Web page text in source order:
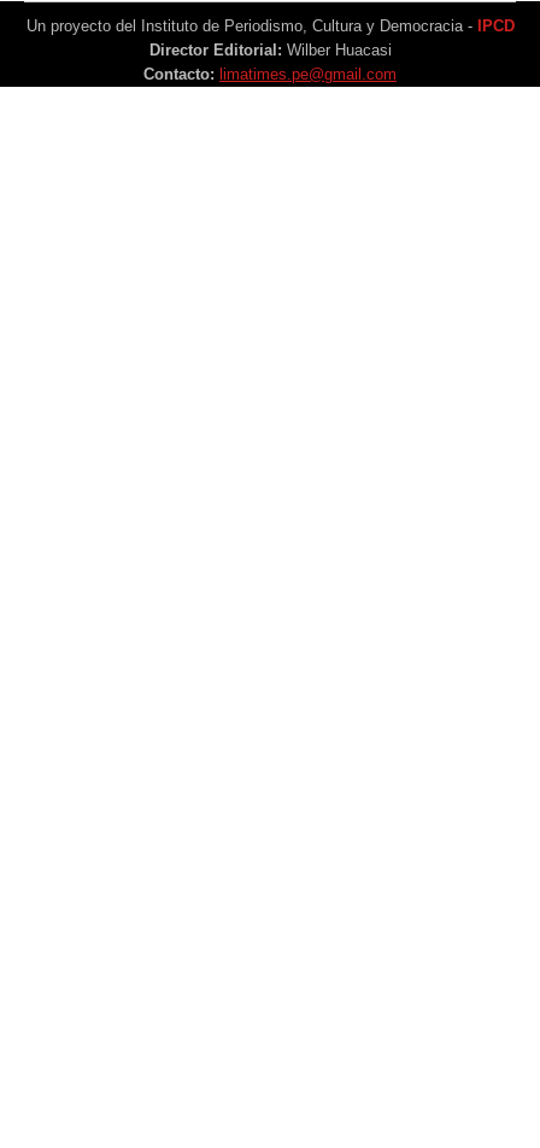
Un proyecto del Instituto de Periodismo, Cultura y Democracia -
IPCD
Director Editorial: Wilber Huacasi
Contacto: limatimes.pe@gmail.com